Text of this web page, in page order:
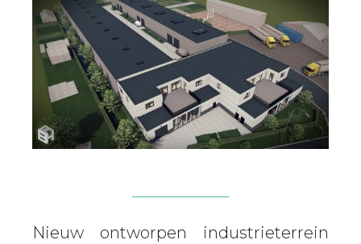
Nieuw ontworpen industrieterrein